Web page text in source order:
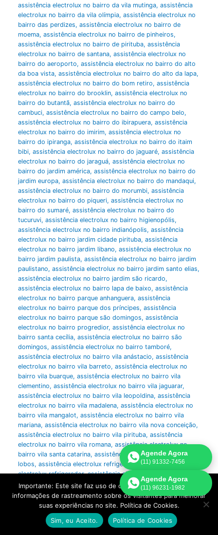
assistência electrolux no bairro da vila mutinga, assistência
electrolux no bairro da vila olímpia, assistência electrolux no
bairro das perdizes, assistência electrolux no bairro de
moema, assistência electrolux no bairro de pinheiros,
assistência electrolux no bairro de pirituba, assistência
electrolux no bairro de santana, assistência electrolux no
bairro do aeroporto, assistência electrolux no bairro do alto
da boa vista, assistência electrolux no bairro do alto da lapa,
assistência electrolux no bairro do bom retiro, assistência
electrolux no bairro do brooklin, assistência electrolux no
bairro do butantã, assistência electrolux no bairro do
cambuci, assistência electrolux no bairro do campo belo,
assistência electrolux no bairro do ibirapuera, assistência
electrolux no bairro do imirim, assistência electrolux no
bairro do ipiranga, assistência electrolux no bairro do itaim
bibi, assistência electrolux no bairro do jaguaré, assistência
electrolux no bairro do jaraguá, assistência electrolux no
bairro do jardim américa, assistência electrolux no bairro do
jardim europa, assistência electrolux no bairro do mandaqui,
assistência electrolux no bairro do morumbi, assistência
electrolux no bairro do piqueri, assistência electrolux no
bairro do sumaré, assistência electrolux no bairro do
tucuruvi, assistência electrolux no bairro higienopólis,
assistência electrolux no bairro indianópolis, assistência
electrolux no bairro jardim cidade pirituba, assistência
electrolux no bairro jardim libano, assistência electrolux no
bairro jardim paulista, assistência electrolux no bairro jardim
paulistano, assistência electrolux no bairro jardim santo elias,
assistência electrolux no bairro jardim são ricardo,
assistência electrolux no bairro lapa de baixo, assistência
electrolux no bairro parque anhanguera, assistência
electrolux no bairro parque dos príncipes, assistência
electrolux no bairro parque são domingos, assistência
electrolux no bairro progredior, assistência electrolux no
bairro santa cecília, assistência electrolux no bairro são
domingos, assistência electrolux no bairro tamboré,
assistência electrolux no bairro vila anástacio, assistência
electrolux no bairro vila barreto, assistência electrolux no
bairro vila buarque, assistência electrolux no bairro vila
clementino, assistência electrolux no bairro vila jaguarar,
assistência electrolux no bairro vila leopoldina, assistência
electrolux no bairro vila madalena, assistência electrolux no
bairro vila mangalot, assistência electrolux no bairro vila
mariana, assistência electrolux no bairro vila nova conceição,
assistência electrolux no bairro vila pirituba, assistência
electrolux no bairro vila romana, assistência electrolux no
bairro vila santa catarina, assistência electrolux no bairro villa
lobos, assistência electrolux refrigeração ,assistência
electrolux refrigerador,assistência electrolux sac
electrolux são paulo,assistência electrolux secadora,
assistência electrolux side by side,assistência electrolux sp
assistência electrolux suporte,assistência electrolux técnico
assistência electrolux zona central,assistência electrolux
zona leste ,assistência electrolux zona norte,assistência
Agende Agora
(11) 91332-7456
Agende Agora
(11) 96231-1982
Importante: Este site faz uso de cookies que podem conter
informações de rastreamento sobre os visitantes para melhorar
suas experiências no site. Política de Cookies.
Sim, eu Aceito.
Política de Cookies